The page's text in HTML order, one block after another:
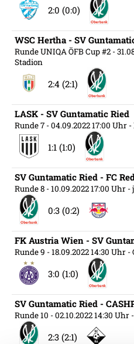
2:0 (0:0)
WSC Hertha - SV
Runde UNIQA ÖFB Cup #2 -
Stadion
2:4 (2:1)
LASK - SV Guntamatic Ried
Runde 7 - 04.09.2022 17:00 Uhr -
1:1 (1:0)
SV Guntamatic Ried - FC
Runde 8 - 10.09.2022 17:00 Uhr -
0:3 (0:2)
FK Austria Wien - SV
Runde 9 - 18.09.2022 14:30 Uhr -
3:0 (1:0)
SV Guntamatic Ried -
Runde 10 - 02.10.2022 14:30 Uhr
2:3 (2:1)